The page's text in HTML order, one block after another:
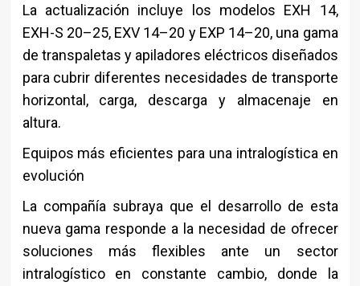
La actualización incluye los modelos EXH 14,
EXH-S 20–25, EXV 14–20 y EXP 14–20, una gama
de transpaletas y apiladores eléctricos diseñados
para cubrir diferentes necesidades de transporte
horizontal, carga, descarga y almacenaje en
altura.
Equipos más eficientes para una intralogística en
evolución
La compañía subraya que el desarrollo de esta
nueva gama responde a la necesidad de ofrecer
soluciones más flexibles ante un sector
intralogístico en constante cambio, donde la